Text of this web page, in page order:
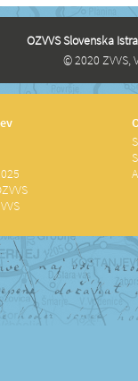
OZVVS Slovenska Istra
© 2020